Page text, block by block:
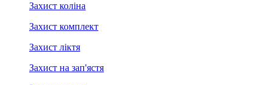
Захист коліна
Захист комплект
Захист ліктя
Захист на зап'ястя